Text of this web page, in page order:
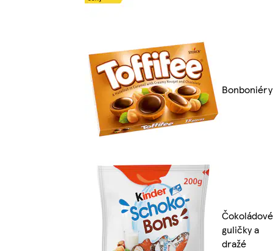
Bonboniéry
Čokoládové
guličky a
dražé